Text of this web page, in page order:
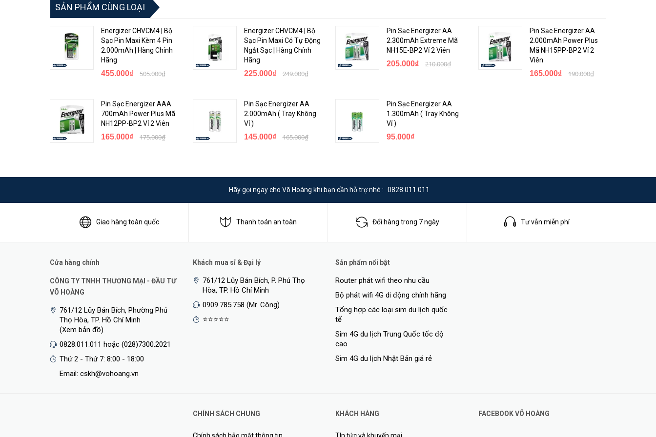
SẢN PHẨM CÙNG LOẠI
Energizer CHVCM4 | Bộ
Sạc Pin Maxi Kèm 4 Pin
2.000mAh | Hàng Chính
Hãng
455.000₫ 505.000₫
Energizer CHVCM4 | Bộ
Sạc Pin Maxi Có Tự Động
Ngắt Sạc | Hàng Chính
Hãng
225.000₫ 249.000₫
Pin Sạc Energizer AA
2.300mAh Extreme Mã
NH15E-BP2 Vỉ 2 Viên
205.000₫ 210.000₫
Pin Sạc Energizer AA
2.000mAh Power Plus
Mã NH15PP-BP2 Vỉ 2
Viên
165.000₫ 190.000₫
Pin Sạc Energizer AAA
700mAh Power Plus Mã
NH12PP-BP2 Vỉ 2 Viên
165.000₫ 175.000₫
Pin Sạc Energizer AA
2.000mAh ( Tray Không
Vỉ )
145.000₫ 165.000₫
Pin Sạc Energizer AA
1.300mAh ( Tray Không
Vỉ )
95.000₫
Hãy gọi ngay cho Võ Hoàng khi bạn cần hỗ trợ nhé : 0828.011.011
Giao hàng toàn quốc Thanh toán an toàn Đổi hàng trong 7 ngày Tư vẫn miễn phí
Cửa hàng chính
CÔNG TY TNHH THƯƠNG MẠI - ĐẦU TƯ
VÕ HOÀNG
761/12 Lũy Bán Bích, Phường Phú
Thọ Hòa, TP. Hồ Chí Minh
(Xem bản đồ)
0828.011.011 hoặc (028)7300.2021
Thứ 2 - Thứ 7: 8:00 - 18:00
Email: cskh@vohoang.vn
Khách mua sỉ & Đại lý
761/12 Lũy Bán Bích, P. Phú Thọ
Hòa, TP. Hồ Chí Minh
0909.785.758 (Mr. Công)
⭐⭐⭐⭐⭐
Sản phẩm nổi bật
Router phát wifi theo nhu cầu
Bộ phát wifi 4G di động chính hãng
Tổng hợp các loại sim du lịch quốc
tế
Sim 4G du lịch Trung Quốc tốc độ
cao
Sim 4G du lịch Nhật Bản giá rẻ
CHÍNH SÁCH CHUNG
Chính sách bảo mật thông tin
KHÁCH HÀNG
TIn tức và khuyến mại
FACEBOOK VÕ HOÀNG